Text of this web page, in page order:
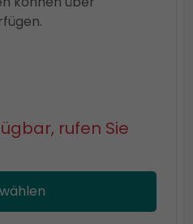
rufen Sie